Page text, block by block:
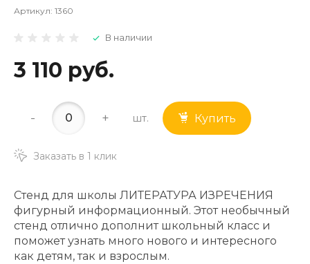
Артикул: 1360
В наличии
3 110 руб.
- + шт. Купить
Заказать в 1 клик
Стенд для школы ЛИТЕРАТУРА ИЗРЕЧЕНИЯ
фигурный информационный. Этот необычный
стенд отлично дополнит школьный класс и
поможет узнать много нового и интересного
как детям, так и взрослым.